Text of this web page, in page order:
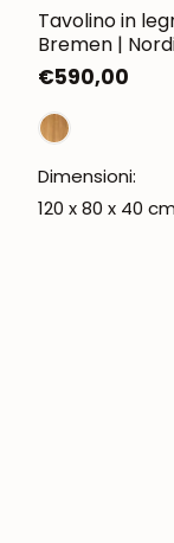
Tavolino in
Bremen |
Prezzo
normale
€590,00
Dimensioni:
120 x 80 x 40